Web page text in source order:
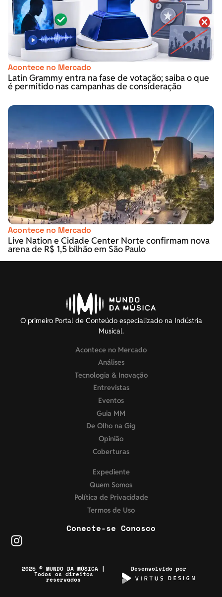
Acontece no Mercado
Latin Grammy entra na fase de votação; saiba o que
é permitido nas campanhas de consideração
Acontece no Mercado
Live Nation e Cidade Center Norte confirmam nova
arena de R$ 1,5 bilhão em São Paulo
O primeiro Portal de Conteúdo especializado na Indústria
Musical.
Acontece no Mercado
Análises
Tecnologia & Inovação
Entrevistas
Eventos
Guia MM
De Olho na Gig
Opinião
Coberturas
Expediente
Quem Somos
Política de Privacidade
Termos de Uso
Conecte-se Conosco
2025 © MUNDO DA MÚSICA |
Todos os direitos
reservados
Desenvolvido por